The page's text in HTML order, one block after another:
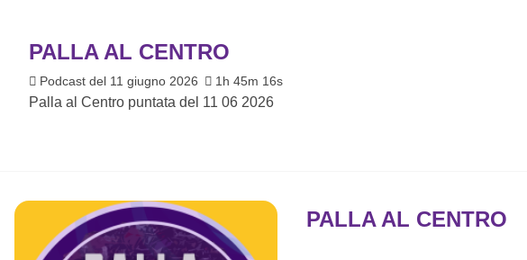
PALLA AL CENTRO
Podcast del 11 giugno 2026 1h 45m 16s
Palla al Centro puntata del 11 06 2026
PALLA AL CENTRO